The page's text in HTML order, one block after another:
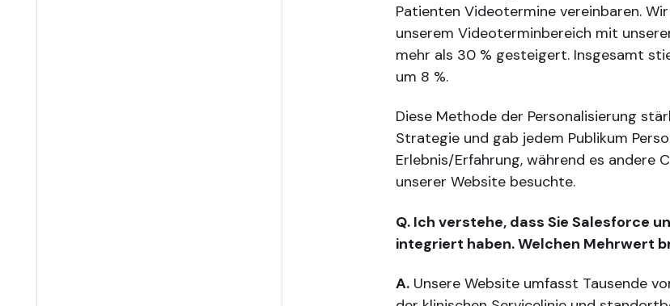
Patienten Videotermine vereinbaren.
unserem Videoterminbereich mit
mehr als 30 % gesteigert. Insgesamt
um 8 %.
Diese Methode der Personalisierung
Strategie und gab jedem Publikum
Erlebnis/Erfahrung, während es andere
unserer Website besuchte.
Q. Ich verstehe, dass Sie Salesforce
integriert haben. Welchen Mehrwert
A. Unsere Website umfasst Tausende